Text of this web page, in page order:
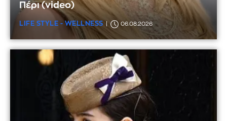
Πέρι (video)
LIFE STYLE - WELLNESS 06.08.2026